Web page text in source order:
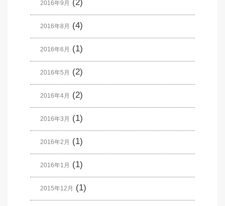
2016年9月 (2)
2016年8月 (4)
2016年6月 (1)
2016年5月 (2)
2016年4月 (2)
2016年3月 (1)
2016年2月 (1)
2016年1月 (1)
2015年12月 (1)